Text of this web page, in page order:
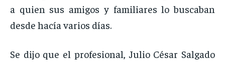
a quien sus amigos y familiares lo buscaban
desde hacía varios días.
Se dijo que el profesional, Julio César Salgado